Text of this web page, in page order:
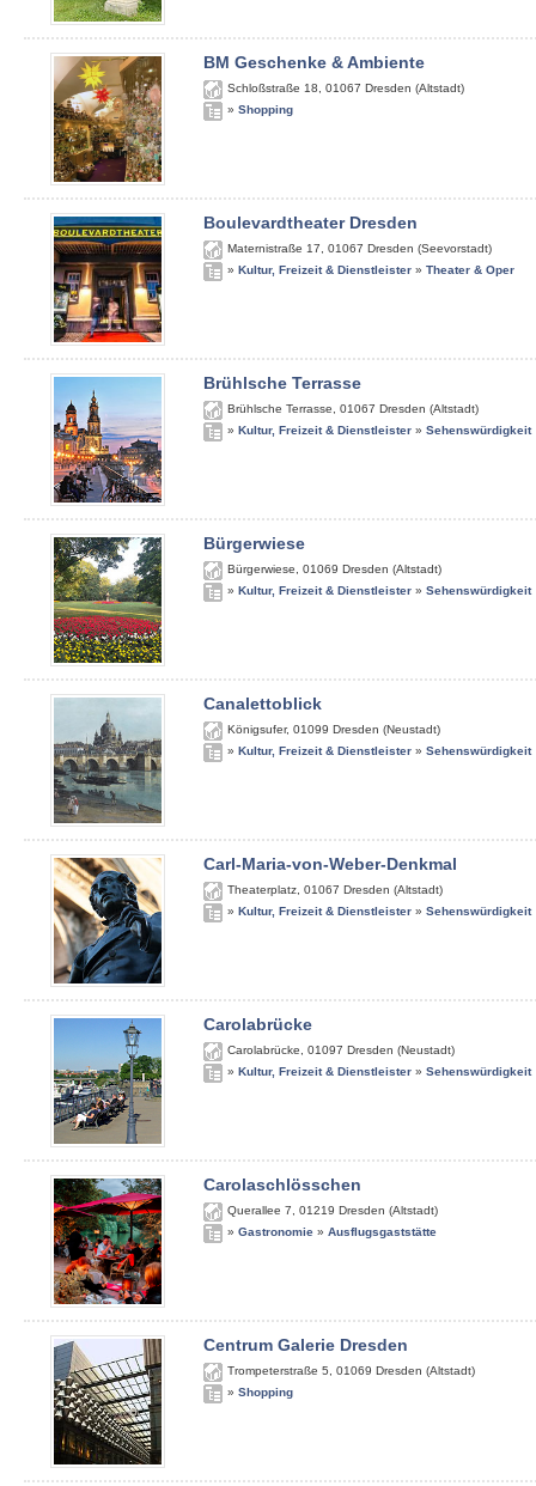
BM Geschenke & Ambiente
Schloßstraße 18 01067 Dresden (Altstadt)
» Shopping
Boulevardtheater Dresden
Maternistraße 17 01067 Dresden (Seevorstadt)
» Kultur, Freizeit & Dienstleister » Theater & Oper
Brühlsche Terrasse
Brühlsche Terrasse 01067 Dresden (Altstadt)
» Kultur, Freizeit & Dienstleister » Sehenswürdigkeit
Bürgerwiese
Bürgerwiese 01069 Dresden (Altstadt)
» Kultur, Freizeit & Dienstleister » Sehenswürdigkeit
Canalettoblick
Königsufer, 01099 Dresden (Neustadt)
» Kultur, Freizeit & Dienstleister » Sehenswürdigkeit
Carl-Maria-von-Weber-Denkmal
Theaterplatz 01067 Dresden (Altstadt)
» Kultur, Freizeit & Dienstleister » Sehenswürdigkeit
Carolabrücke
Carolabrücke 01097 Dresden (Neustadt)
» Kultur, Freizeit & Dienstleister » Sehenswürdigkeit
Carolaschlösschen
Querallee 7 01219 Dresden (Altstadt)
» Gastronomie » Ausflugsgaststätte
Centrum Galerie Dresden
Trompeterstraße 5 01069 Dresden (Altstadt)
» Shopping